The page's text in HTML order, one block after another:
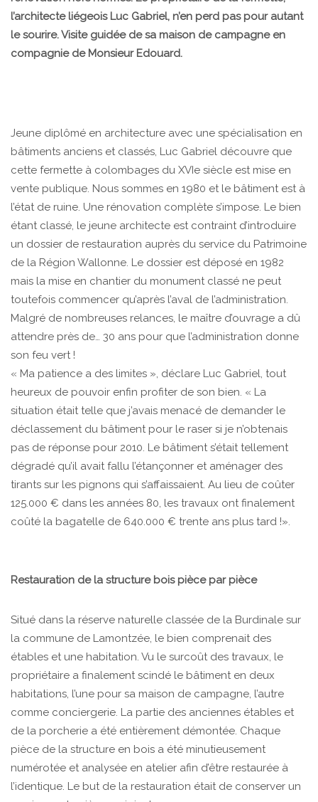
l’architecte liégeois Luc Gabriel, n’en perd pas pour autant
le sourire. Visite guidée de sa maison de campagne en
compagnie de Monsieur Edouard.
Jeune diplômé en architecture avec une spécialisation en
bâtiments anciens et classés, Luc Gabriel découvre que
cette fermette à colombages du XVIe siècle est mise en
vente publique. Nous sommes en 1980 et le bâtiment est à
l’état de ruine. Une rénovation complète s’impose. Le bien
étant classé, le jeune architecte est contraint d’introduire
un dossier de restauration auprès du service du Patrimoine
de la Région Wallonne. Le dossier est déposé en 1982
mais la mise en chantier du monument classé ne peut
toutefois commencer qu’après l’aval de l’administration.
Malgré de nombreuses relances, le maître d’ouvrage a dû
attendre près de… 30 ans pour que l’administration donne
son feu vert !
« Ma patience a des limites », déclare Luc Gabriel, tout
heureux de pouvoir enfin profiter de son bien. « La
situation était telle que j’avais menacé de demander le
déclassement du bâtiment pour le raser si je n’obtenais
pas de réponse pour 2010. Le bâtiment s’était tellement
dégradé qu’il avait fallu l’étançonner et aménager des
tirants sur les pignons qui s’affaissaient. Au lieu de coûter
125.000 € dans les années 80, les travaux ont finalement
coûté la bagatelle de 640.000 € trente ans plus tard !».
Restauration de la structure bois pièce par pièce
Situé dans la réserve naturelle classée de la Burdinale sur
la commune de Lamontzée, le bien comprenait des
étables et une habitation. Vu le surcoût des travaux, le
propriétaire a finalement scindé le bâtiment en deux
habitations, l’une pour sa maison de campagne, l’autre
comme conciergerie. La partie des anciennes étables et
de la porcherie a été entièrement démontée. Chaque
pièce de la structure en bois a été minutieusement
numérotée et analysée en atelier afin d’être restaurée à
l’identique. Le but de la restauration était de conserver un